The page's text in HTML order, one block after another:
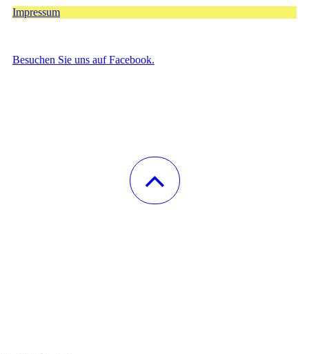
Impressum
Besuchen Sie uns auf Facebook.